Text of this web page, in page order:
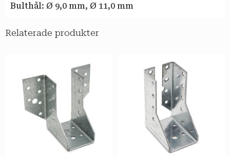
Bulthål: Ø 9,0 mm, Ø 11,0 mm
Relaterade produkter